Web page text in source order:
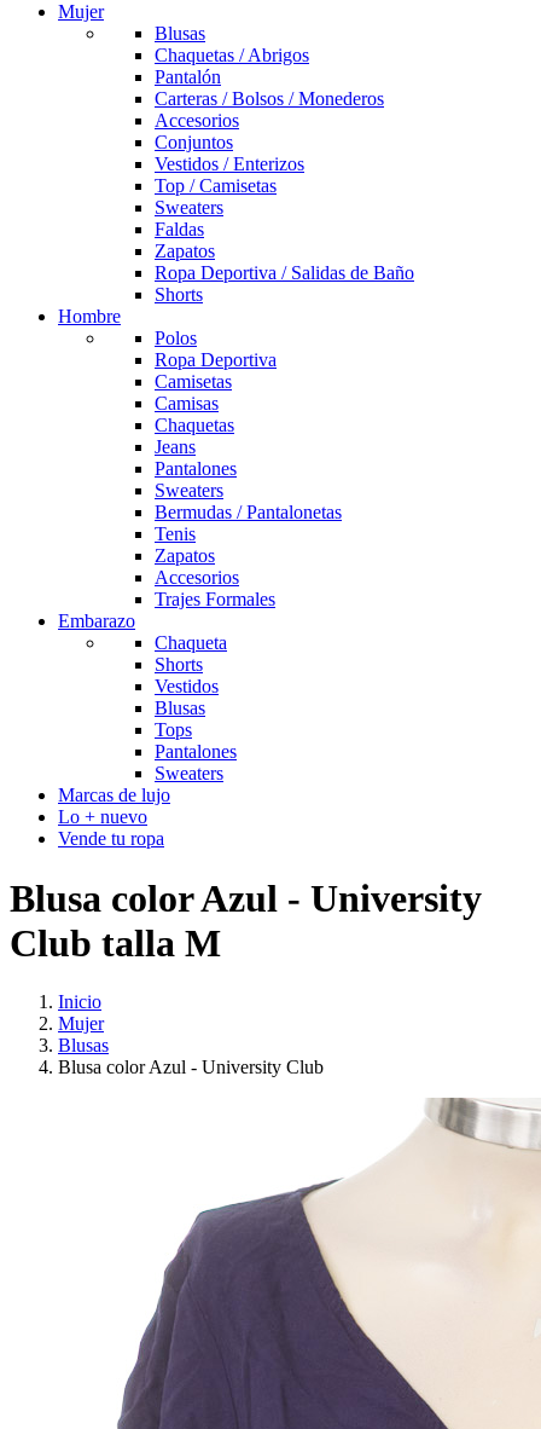
Mujer
Blusas
Chaquetas / Abrigos
Pantalón
Carteras / Bolsos / Monederos
Accesorios
Conjuntos
Vestidos / Enterizos
Top / Camisetas
Sweaters
Faldas
Zapatos
Ropa Deportiva / Salidas de Baño
Shorts
Hombre
Polos
Ropa Deportiva
Camisetas
Camisas
Chaquetas
Jeans
Pantalones
Sweaters
Bermudas / Pantalonetas
Tenis
Zapatos
Accesorios
Trajes Formales
Embarazo
Chaqueta
Shorts
Vestidos
Blusas
Tops
Pantalones
Sweaters
Marcas de lujo
Lo + nuevo
Vende tu ropa
Blusa color Azul - University
Club talla M
Inicio
Mujer
Blusas
Blusa color Azul - University Club